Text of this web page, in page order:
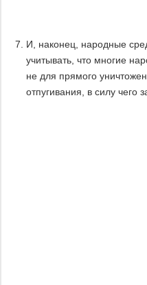
И, наконец, народные
учитывать, что многие
не для прямого
отпугивания, в силу